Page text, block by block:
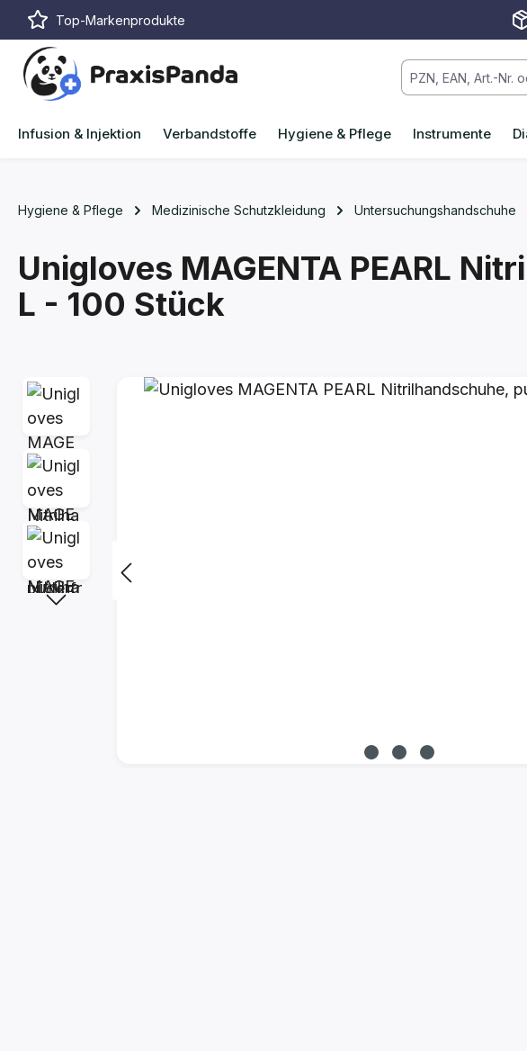
Hauptinhalt springen
Zur Suche springen
Zur Hauptnavigation springen
Top-Markenprodukte
Infusion & Injektion Verbandstoffe Hygiene & Pflege Instrumente
Hygiene & Pflege Medizinische Schutzkleidung Untersuchungshandschuhe
Unigloves MAGENTA PEARL
L - 100 Stück
Bildergalerie überspringen